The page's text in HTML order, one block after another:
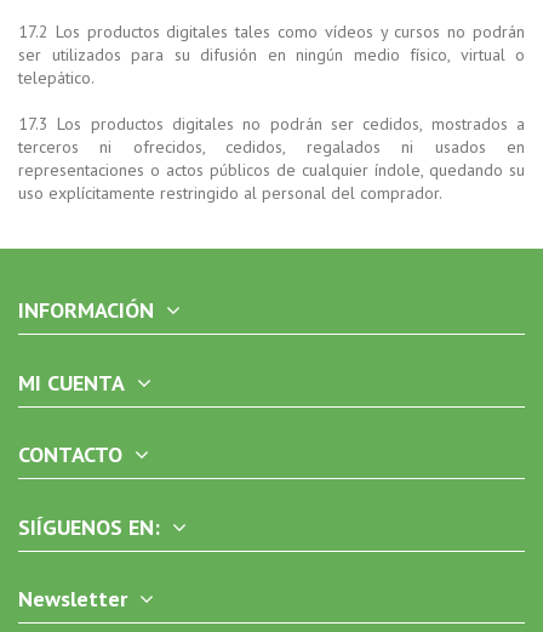
17.2 Los productos digitales tales como vídeos y cursos no podrán
ser utilizados para su difusión en ningún medio físico, virtual o
telepático.
17.3 Los productos digitales no podrán ser cedidos, mostrados a
terceros ni ofrecidos, cedidos, regalados ni usados en
representaciones o actos públicos de cualquier índole, quedando su
uso explícitamente restringido al personal del comprador.
INFORMACIÓN
MI CUENTA
CONTACTO
SIÍGUENOS EN:
Newsletter